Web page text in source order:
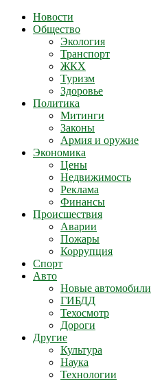
Новости
Общество
Экология
Транспорт
ЖКХ
Туризм
Здоровье
Политика
Митинги
Законы
Армия и оружие
Экономика
Цены
Недвижимость
Реклама
Финансы
Происшествия
Аварии
Пожары
Коррупция
Спорт
Авто
Новые автомобили
ГИБДД
Техосмотр
Дороги
Другие
Культура
Наука
Технологии